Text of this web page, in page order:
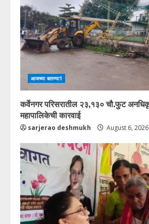
आजच्या बातम्या1
कर्वेनगर परिसरातील २३,१३० चौ.फुट
महापालिकेची कारवाई
sarjerao deshmukh August 6, 2026